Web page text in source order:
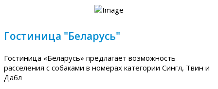
Гостиница "Беларусь"
Гостиница «Беларусь» предлагает возможность
расселения с собаками в номерах категории Сингл, Твин и
Дабл